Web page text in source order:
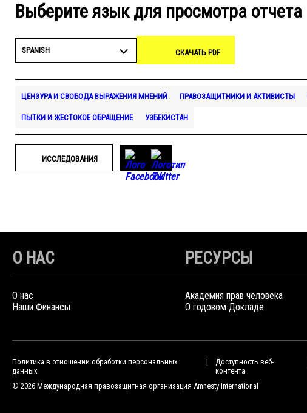
Выберите язык для просмотра отчета
SPANISH СКАЧАТЬ PDF
ЦЕНЗУРА И СВОБОДА ВЫРАЖЕНИЯ МНЕНИЙ ПРАВОЗАЩИТНИКИ И АКТИВИСТЫ
ПЫТКИ И ЖЕСТОКОЕ ОБРАЩЕНИЕ УЗБЕКИСТАН
ИССЛЕДОВАНИЯ
О НАС
О нас
Наши Финансы
РЕСУРСЫ
Академия прав человека
О годовом Докладе
Политика в отношении обработки персональных
данных
Доступность веб-
контента
© 2026 Международная правозащитная организация Amnesty International